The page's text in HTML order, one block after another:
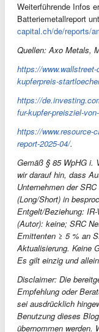
Weiterführende Infos
Batteriemetallreport
capital.ch/de/reports/
Quellen: Axo Metals,
https://
kupferpreis-
https://
fur-kupfer-preisziel-
https://www.resource-
report-2025-04/.
Gemäß § 85 WpHG i.
wir darauf hin, dass
Unternehmen der
(Long/Short) in
Entgelt/Beziehung:
(Autor): keine; SRC
Emittenten ≥ 5 % an
Aktualisierung. Keine
Es gilt einzig und
Disclaimer: Die
Empfehlung oder
sei ausdrücklich
Benutzung dieses
übernommen werden.